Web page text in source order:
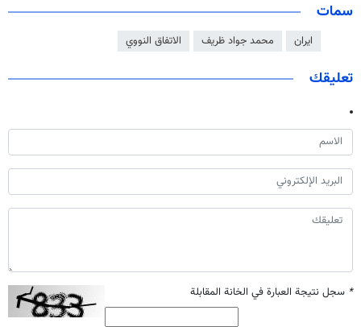
سمات
ايران محمد جواد ظريف الاتفاق النووي
تعليقك
* سجل نتيجة العبارة في الخانة المقابلة